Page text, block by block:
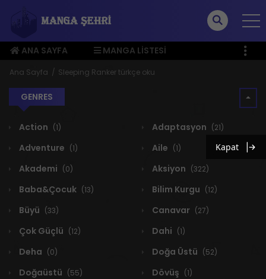
ANA SAYFA
MANGA LISTESI
ÜYE MENÜSÜ
Ana Sayfa Sleeping Ranker türkçe oku
GENRES
Action (1) Adaptasyon (21)
Adventure (1) Aile (1)
Akademi (0) Aksiyon (322)
Baba&Çocuk (13) Bilim Kurgu (12)
Büyü (33) Canavar (27)
Çok Güçlü (12) Dahi (1)
Deha (0) Doğa Üstü (52)
Doğaüstü (55) Dövüş (1)
Kapat